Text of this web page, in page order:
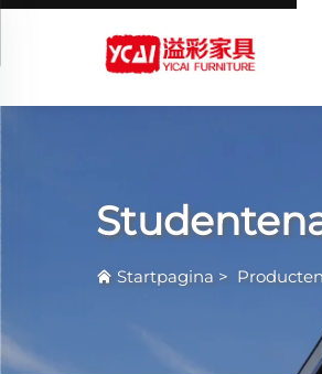
Startpagina > Producten